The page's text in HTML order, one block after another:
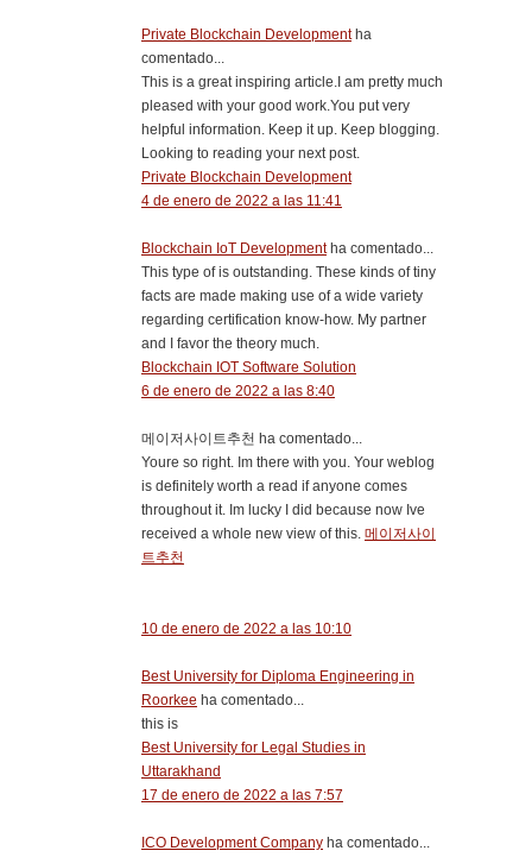
Private Blockchain Developmentha
comentado...
This is a great inspiring article.I am pretty much
pleased with your good work.You put very
helpful information. Keep it up. Keep blogging.
Looking to reading your next post.
Private Blockchain Development
4 de enero de 2022 a las 11:41
Blockchain IoT Developmentha comentado...
This type of is outstanding. These kinds of tiny
facts are made making use of a wide variety
regarding certification know-how. My partner
and I favor the theory much.
Blockchain IOT Software Solution
6 de enero de 2022 a las 8:40
메이저사이트추천 ha comentado...
Youre so right. Im there with you. Your weblog
is definitely worth a read if anyone comes
throughout it. Im lucky I did because now Ive
received a whole new view of this. 메이저사이
트추천
10 de enero de 2022 a las 10:10
Best University for Diploma Engineering in
Roorkee ha comentado...
this is
Best University for Legal Studies in
Uttarakhand
17 de enero de 2022 a las 7:57
ICO Development Company ha comentado...